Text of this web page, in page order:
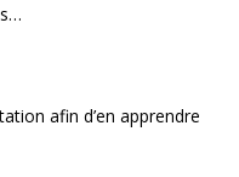
afin d’en apprendre